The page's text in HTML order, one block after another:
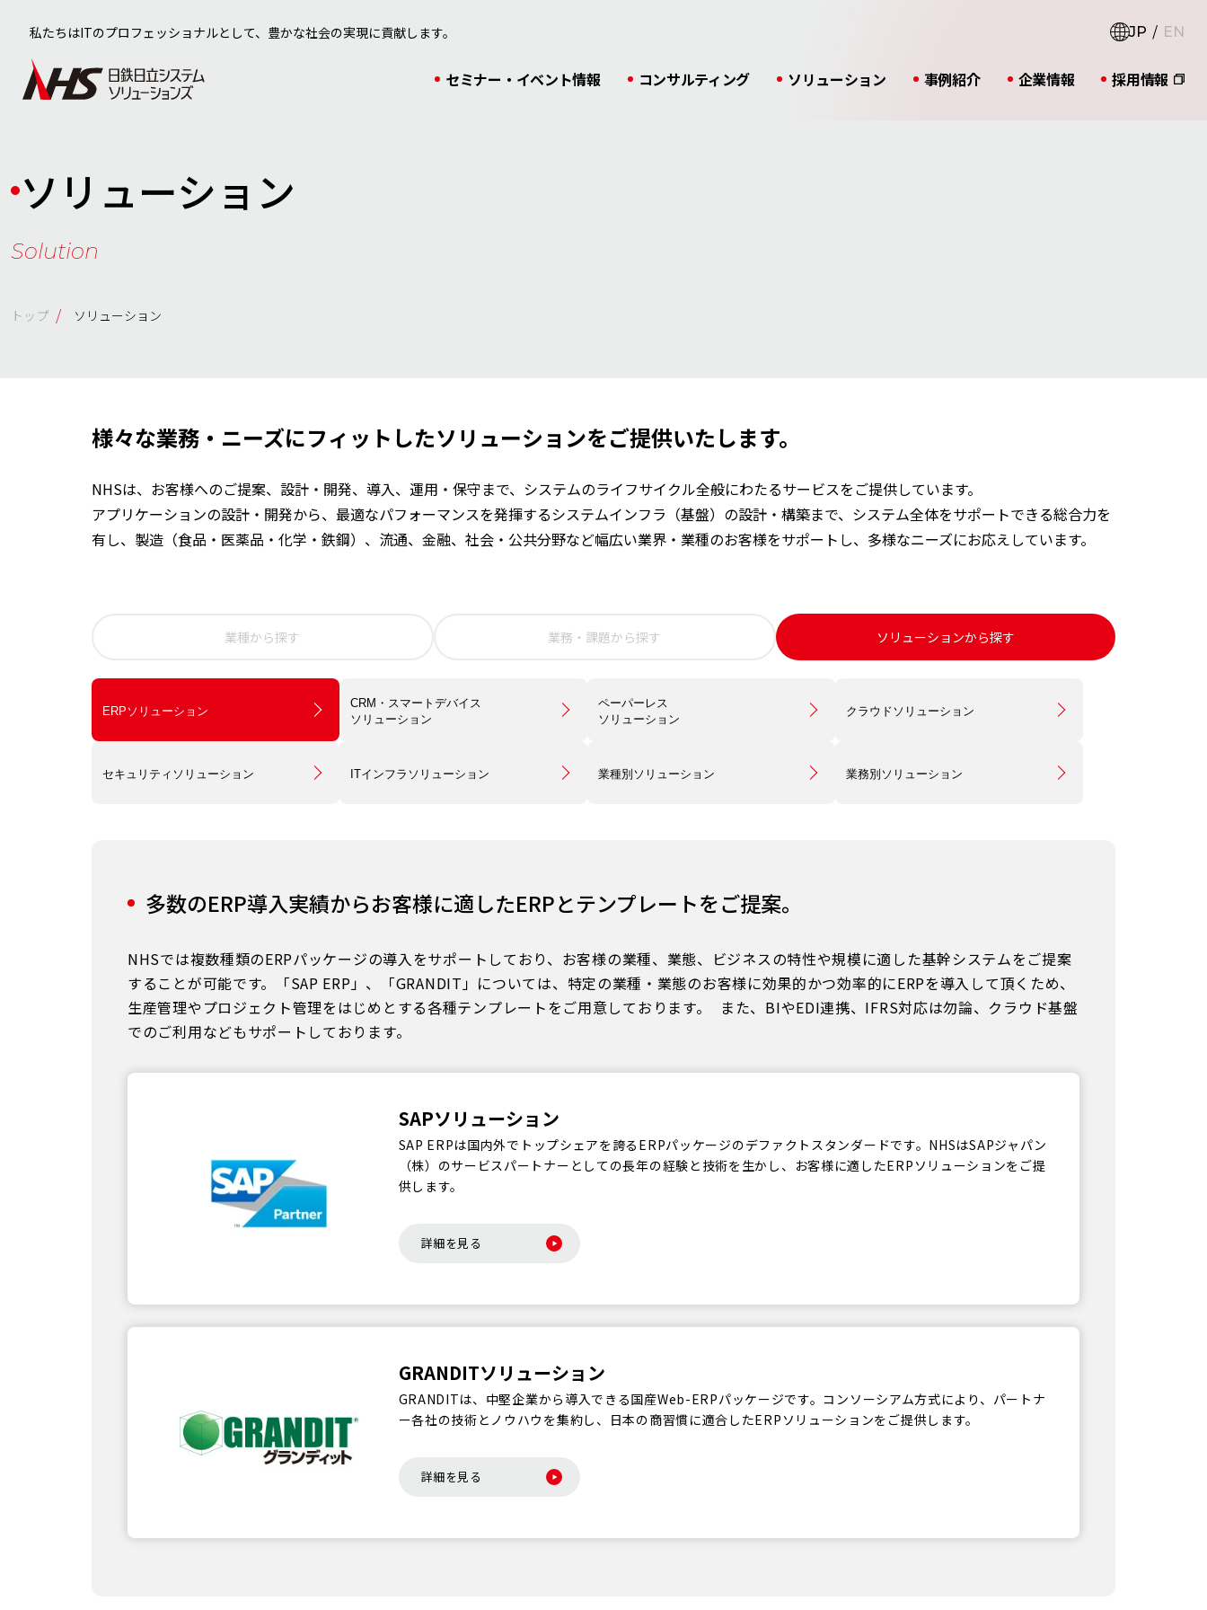
私たちはITのプロフェッショナルとして、豊かな社会の実現に貢献します。 JP EN
セミナー・イベント情報 コンサルティング ソリューション 事例紹介 企業情報 採用情報
ソリューション
Solution
トップ / ソリューション
様々な業務・ニーズにフィットしたソリューションをご提供いたします。
NHSは、お客様へのご提案、設計・開発、導入、運用・保守まで、システムのライフサイクル全般にわたるサービスをご提供しています。
アプリケーションの設計・開発から、最適なパフォーマンスを発揮するシステムインフラ（基盤）の設計・構築まで、システム全体をサポートできる総合力を
有し、製造（食品・医薬品・化学・鉄鋼）、流通、金融、社会・公共分野など幅広い業界・業種のお客様をサポートし、多様なニーズにお応えしています。
業種から探す 業務・課題から探す ソリューションから探す
ERPソリューション
CRM・スマートデバイス
ソリューション
ペーパーレス
ソリューション
クラウドソリューション
セキュリティソリューション ITインフラソリューション 業種別ソリューション 業務別ソリューション
多数のERP導入実績からお客様に適したERPとテンプレートをご提案。
NHSでは複数種類のERPパッケージの導入をサポートしており、お客様の業種、業態、ビジネスの特性や規模に適した基幹システムをご提案
することが可能です。「SAP ERP」、「GRANDIT」については、特定の業種・業態のお客様に効果的かつ効率的にERPを導入して頂くため、
生産管理やプロジェクト管理をはじめとする各種テンプレートをご用意しております。 また、BIやEDI連携、IFRS対応は勿論、クラウド基盤
でのご利用などもサポートしております。
SAPソリューション
SAP ERPは国内外でトップシェアを誇るERPパッケージのデファクトスタンダードです。NHSはSAPジャパン
（株）のサービスパートナーとしての長年の経験と技術を生かし、お客様に適したERPソリューションをご提
供します。
詳細を見る
GRANDITソリューション
GRANDITは、中堅企業から導入できる国産Web-ERPパッケージです。コンソーシアム方式により、パートナ
ー各社の技術とノウハウを集約し、日本の商習慣に適合したERPソリューションをご提供します。
詳細を見る